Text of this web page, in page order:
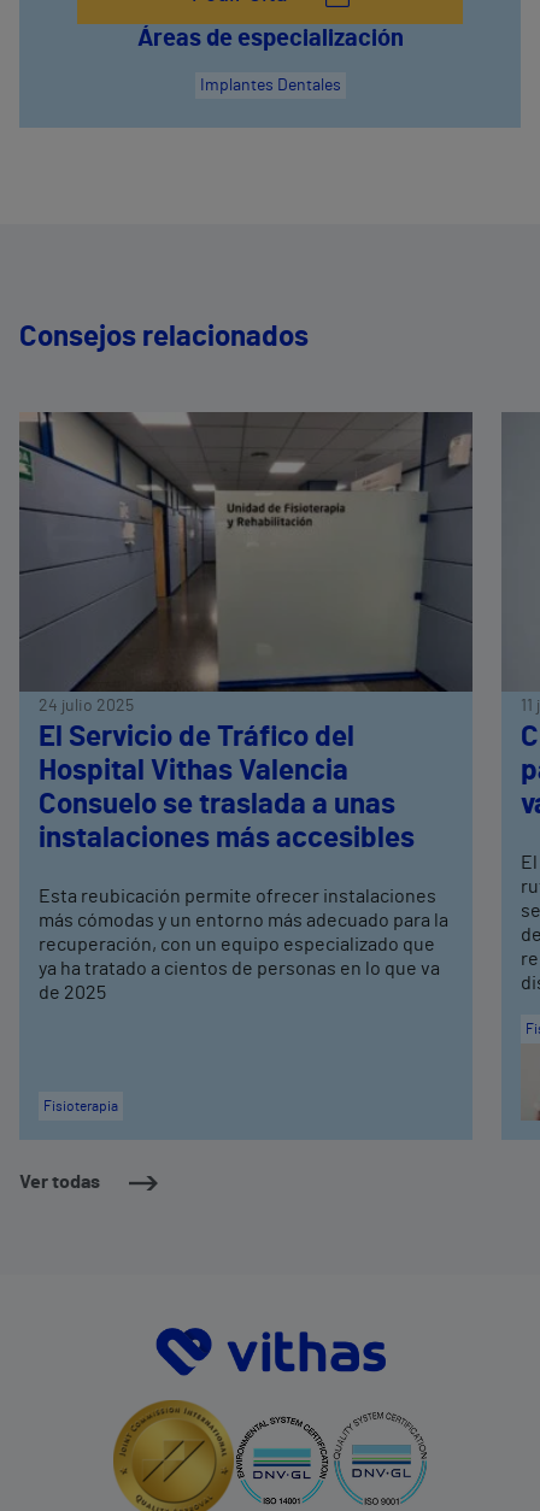
Áreas de especialización
Implantes Dentales
Consejos relacionados
Ver todas
24 julio 2025
El Servicio de Tráfico del
Hospital Vithas Valencia
Consuelo se traslada a unas
instalaciones más accesibles
Esta reubicación permite ofrecer instalaciones
más cómodas y un entorno más adecuado para la
recuperación, con un equipo especializado que
ya ha tratado a cientos de personas en lo que va
de 2025
Fisioterapia